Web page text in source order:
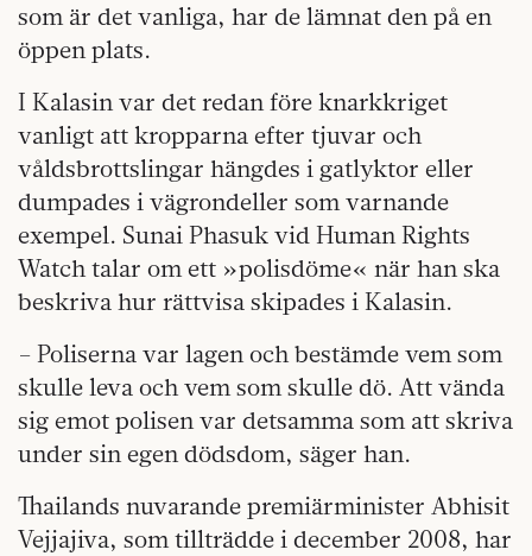
som är det vanliga, har de lämnat den på en
öppen plats.
I Kalasin var det redan före knarkkriget
vanligt att kropparna efter tjuvar och
våldsbrottslingar hängdes i gatlyktor eller
dumpades i vägrondeller som varnande
exempel. Sunai Phasuk vid Human Rights
Watch talar om ett »polisdöme« när han ska
beskriva hur rättvisa skipades i Kalasin.
– Poliserna var lagen och bestämde vem som
skulle leva och vem som skulle dö. Att vända
sig emot polisen var detsamma som att skriva
under sin egen dödsdom, säger han.
Thailands nuvarande premiärminister Abhisit
Vejjajiva, som tillträdde i december 2008, har